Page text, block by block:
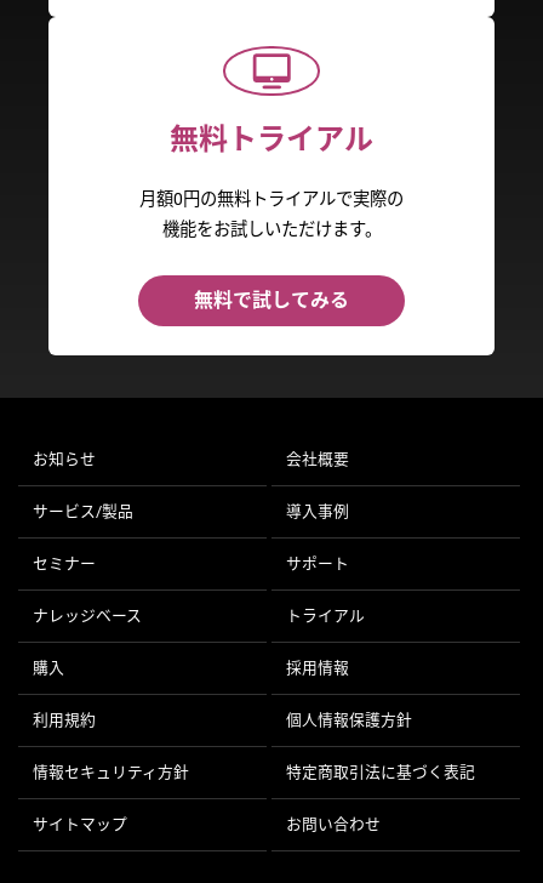
無料トライアル
月額0円の無料トライアルで実際の
機能をお試しいただけます。
無料で試してみる
お知らせ 会社概要
サービス/製品 導入事例
セミナー サポート
ナレッジベース トライアル
購入 採用情報
利用規約 個人情報保護方針
情報セキュリティ方針 特定商取引法に基づく表記
サイトマップ お問い合わせ